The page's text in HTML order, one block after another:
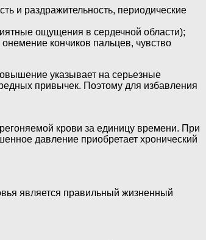
и раздражительность, периодические
ощущения в сердечной области);
кончиков пальцев, чувство
указывает на серьезные
привычек. Поэтому для избавления
крови за единицу времени. При
давление приобретает хронический
является правильный жизненный